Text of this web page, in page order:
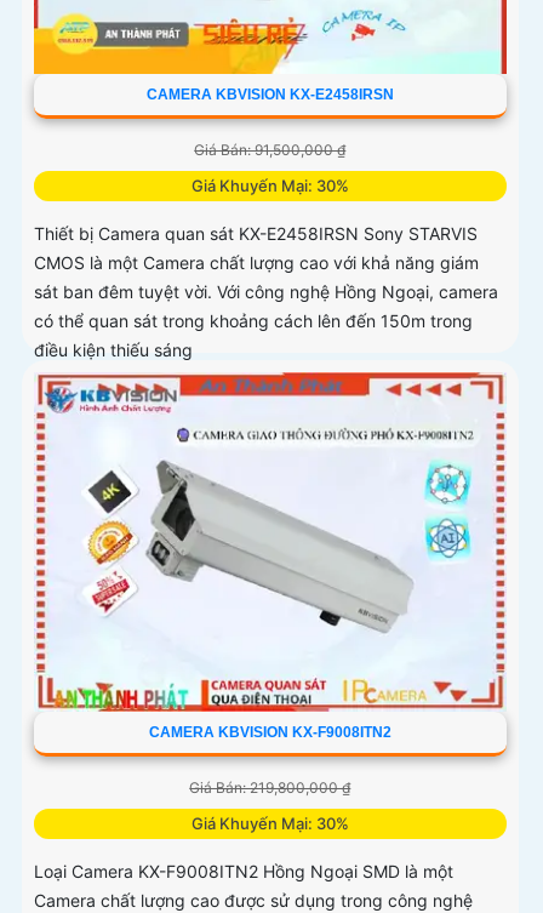
CAMERA KBVISION KX-E2458IRSN
Giá Bán: 91,500,000 ₫
Giá Khuyến Mại: 30%
Thiết bị Camera quan sát KX-E2458IRSN Sony STARVIS
CMOS là một Camera chất lượng cao với khả năng giám
sát ban đêm tuyệt vời. Với công nghệ Hồng Ngoại, camera
có thể quan sát trong khoảng cách lên đến 150m trong
điều kiện thiếu sáng
CAMERA KBVISION KX-F9008ITN2
Giá Bán: 219,800,000 ₫
Giá Khuyến Mại: 30%
Loại Camera KX-F9008ITN2 Hồng Ngoại SMD là một
Camera chất lượng cao được sử dụng trong công nghệ